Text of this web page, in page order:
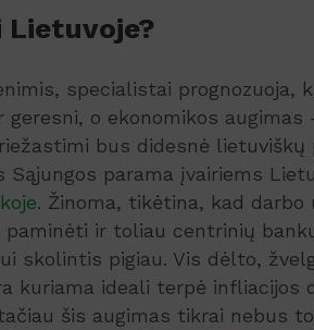
Lietuvoje?
specialistai prognozuoja,
o ekonomikos augimas
bus didesnė lietuviškų
Sąjungos parama įvairiems
. Žinoma, tikėtina, kad darbo
ir toliau centrinių
skolintis pigiau. Vis dėlto,
kuriama ideali terpė infliacijos
šis augimas tikrai nebus